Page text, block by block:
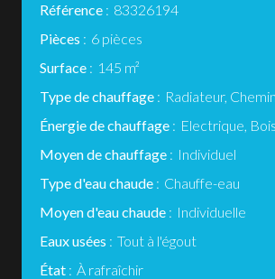
Référence
83326194
Pièces
6 pièces
Surface
145 m²
Type de chauffage
Radiateur,
Énergie de chauffage
Electrique, Bois
Moyen de chauffage
Individuel
Type d'eau chaude
Chauffe-eau
Moyen d'eau chaude
Individuelle
Eaux usées
Tout à l'égout
État
À rafraîchir